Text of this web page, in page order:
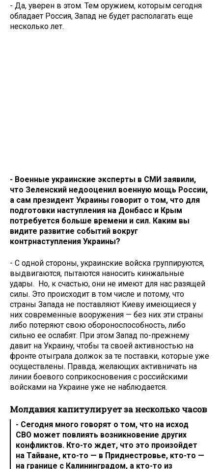
- Да, уверен в этом. Тем оружием, которым сегодня
обладает Россия, Запад не будет располагать еще
несколько лет.
- Военные украинские эксперты в СМИ заявили,
что Зеленский недооценил военную мощь России,
а сам президент Украины говорит о том, что для
подготовки наступления на Донбасс и Крым
потребуется больше времени и сил. Каким вы
видите развитие событий вокруг
контрнаступления Украины?
- С одной стороны, украинские войска группируются,
выдвигаются, пытаются наносить кинжальные
удары. Но, к счастью, они не имеют для нас разящей
силы. Это происходит в том числе и потому, что
страны Запада не поставляют Киеву имеющиеся у
них современные вооружения — без них эти страны
либо потеряют свою обороноспособность, либо
сильно ее ослабят. При этом Запад по-прежнему
давит на Украину, чтобы та своей активностью на
фронте отыграла должок за те поставки, которые уже
осуществлены. Правда, желающих активничать на
линии боевого соприкосновения с российскими
войсками на Украине уже не наблюдается.
Молдавия капитулирует за несколько часов
- Сегодня много говорят о том, что на исход
СВО может повлиять возникновение других
конфликтов. Кто-то ждет, что это произойдет
на Тайване, кто-то — в Приднестровье, кто-то —
на границе с Калининградом, а кто-то из